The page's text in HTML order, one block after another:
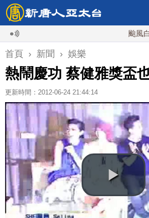
颱風白海豚
首頁 › 新聞 › 娛樂
熱鬧慶功 蔡健雅獎盃
更新時間：2012-06-24 21:44:14